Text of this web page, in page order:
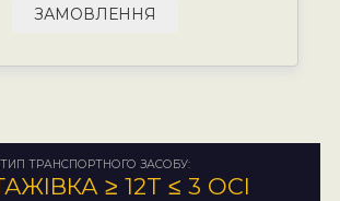
ЗАМОВЛЕННЯ
ТИП ТРАНСПОРТНОГО ЗАСОБУ:
≥ 12T ≤ 3 ОСІ